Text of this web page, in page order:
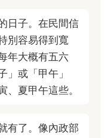
日子。在民間信
別容易得到寬
年大概有五六
」或「甲午」
、夏甲午這些。
有了。像內政部